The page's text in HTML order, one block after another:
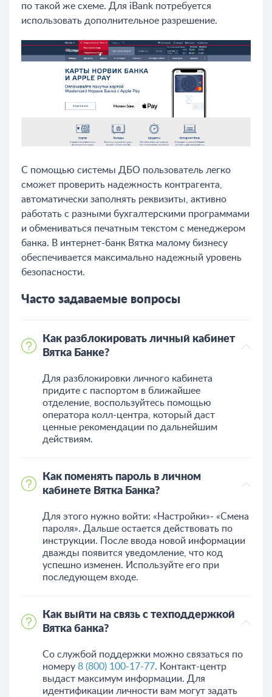
по такой же схеме. Для iBank потребуется
использовать дополнительное разрешение.
С помощью системы ДБО пользователь легко
сможет проверить надежность контрагента,
автоматически заполнять реквизиты, активно
работать с разными бухгалтерскими программами
и обмениваться печатным текстом с менеджером
банка. В интернет-банк Вятка малому бизнесу
обеспечивается максимально надежный уровень
безопасности.
Часто задаваемые вопросы
Как разблокировать личный кабинет
Вятка Банке?
Для разблокировки личного кабинета
придите с паспортом в ближайшее
отделение, воспользуйтесь помощью
оператора колл-центра, который даст
ценные рекомендации по дальнейшим
действиям.
Как поменять пароль в личном
кабинете Вятка Банка?
Для этого нужно войти: «Настройки»- «Смена
пароля». Дальше остается действовать по
инструкции. После ввода новой информации
дважды появится уведомление, что код
успешно изменен. Используйте его при
последующем входе.
Как выйти на связь с техподдержкой
Вятка банка?
Со службой поддержки можно связаться по
номеру 8 (800) 100-17-77. Контакт-центр
выдаст максимум информации. Для
идентификации личности вам могут задать